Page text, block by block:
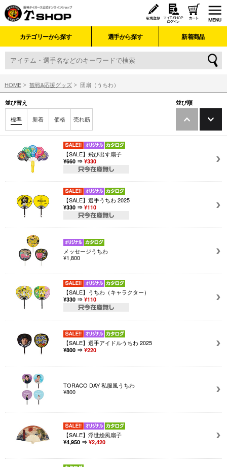
カテゴリーから探す 選手から探す 新着商品
HOME 観戦&応援グッズ 団扇（うちわ）
並び替え
標準 新着 価格 売れ筋
並び順
【SALE】飛び出す扇子
¥660 ⇒ ¥330
【SALE】選手うちわ 2025
¥330 ⇒ ¥110
メッセージうちわ
¥1,800
【SALE】うちわ（キャラクター）
¥330 ⇒ ¥110
【SALE】選手アイドルうちわ 2025
¥800 ⇒ ¥220
TORACO DAY 私服風うちわ
¥800
【SALE】浮世絵風扇子
¥4,950 ⇒ ¥2,420